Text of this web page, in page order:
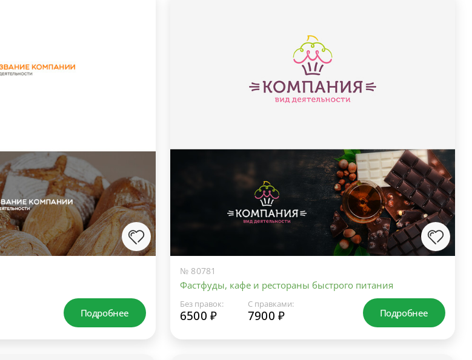
Подробнее
№ 80781
Фастфуды, кафе и рестораны быстрого питания
Без правок:
6500 ₽
С правками:
7900 ₽ Подробнее